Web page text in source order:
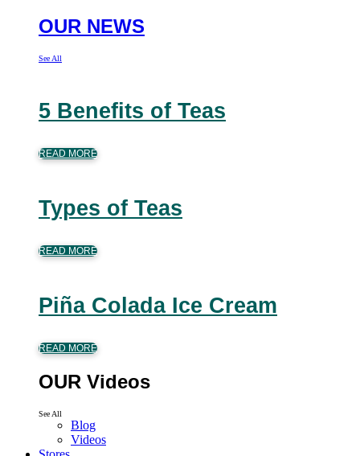
OUR NEWS
See All
5 Benefits of Teas
READ MORE
Types of Teas
READ MORE
Piña Colada Ice Cream
READ MORE
OUR Videos
See All
Blog
Videos